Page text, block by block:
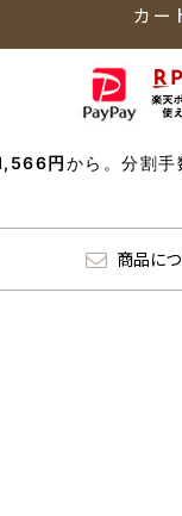
カー
円から。分割手
商品に